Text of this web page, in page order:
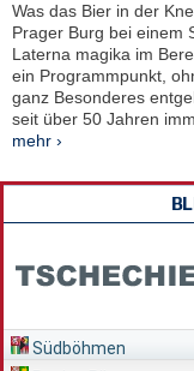
Was das Bier in der
Prager Burg bei einem
Laterna magika im
ein Programmpunkt,
ganz Besonderes
seit über 50 Jahren
mehr ›
Südböhmen